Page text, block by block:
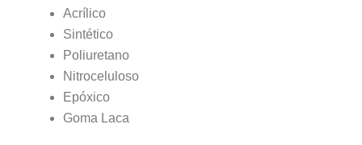
Acrílico
Sintético
Poliuretano
Nitroceluloso
Epóxico
Goma Laca